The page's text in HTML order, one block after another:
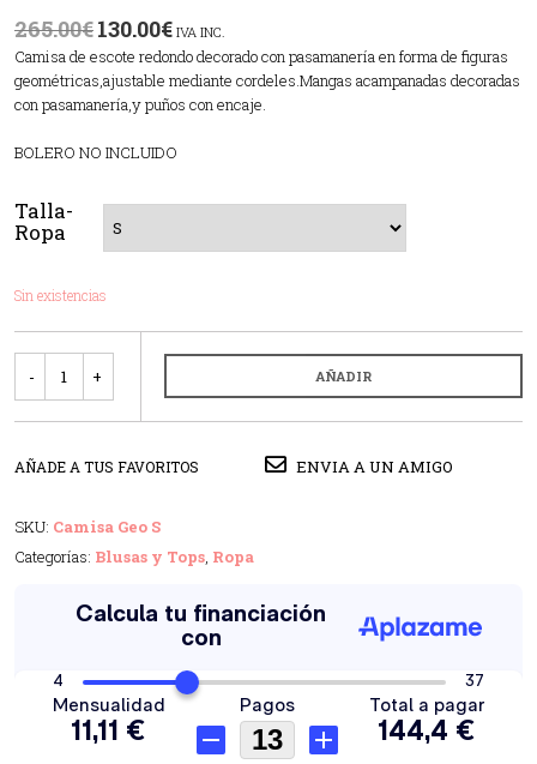
265.00€130.00€ IVA INC.
Camisa de escote redondo decorado con pasamanería en forma de figuras
geométricas,ajustable mediante cordeles.Mangas acampanadas decoradas
con pasamanería,y puños con encaje.
BOLERO NO INCLUIDO
Talla-
Ropa
Sin existencias
AÑADIR
AÑADE A TUS FAVORITOS ENVIA A UN AMIGO
SKU: Camisa Geo S
Categorías: Blusas y Tops, Ropa